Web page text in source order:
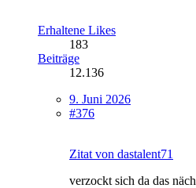
Erhaltene Likes
183
Beiträge
12.136
9. Juni 2026
#376
Zitat von dastalent71
verzockt sich da das